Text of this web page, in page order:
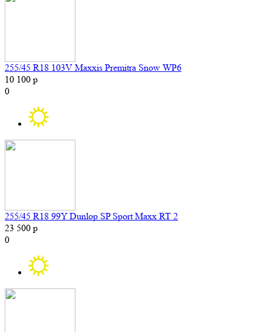
255/45 R18 103V Maxxis Premitra Snow WP6
10 100 р
0
255/45 R18 99Y Dunlop SP Sport Maxx RT 2
23 500 р
0